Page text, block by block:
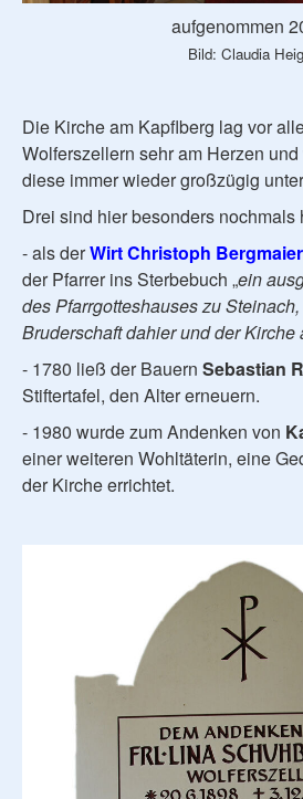
aufgenommen
Bild: Claudia
Die Kirche am Kapflberg lag vor
Wolferszellern sehr am Herzen
diese immer wieder großzügig
Drei sind hier besonders nochmals
- als derWirt Christoph Bergmaier
der Pfarrer ins Sterbebuch „ein
des Pfarrgotteshauses zu
Bruderschaft dahier und der Kirche
- 1780 ließ der Bauern Sebastian
Stiftertafel, den Alter erneuern.
- 1980 wurde zum Andenken von
einer weiteren Wohltäterin, eine
der Kirche errichtet.